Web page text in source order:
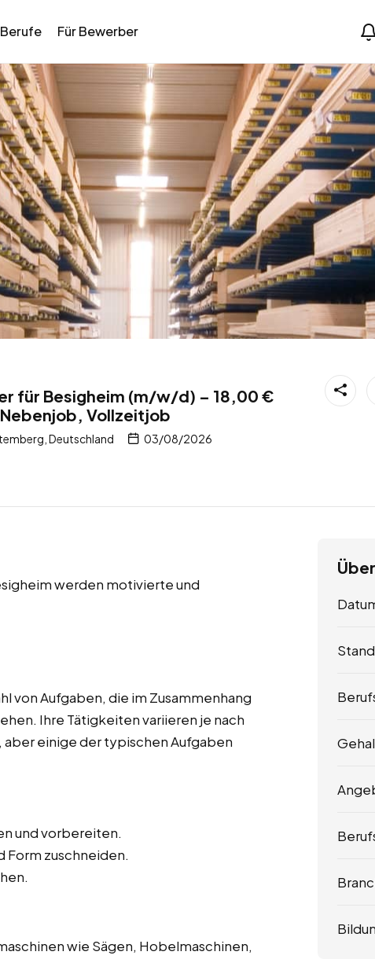
Berufe Für Bewerber
für Besigheim (m/w/d) – 18,00 €
Vollzeitjob
Deutschland 03/08/2026
werden motivierte und
von Aufgaben, die im Zusammenhang
Ihre Tätigkeiten variieren je nach
einige der typischen Aufgaben
und vorbereiten.
Form zuschneiden.
wie Sägen, Hobelmaschinen,